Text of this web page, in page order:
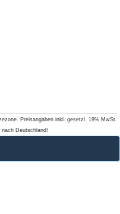
Preisangaben inkl. gesetzl. 19% MwSt.
nach Deutschland!